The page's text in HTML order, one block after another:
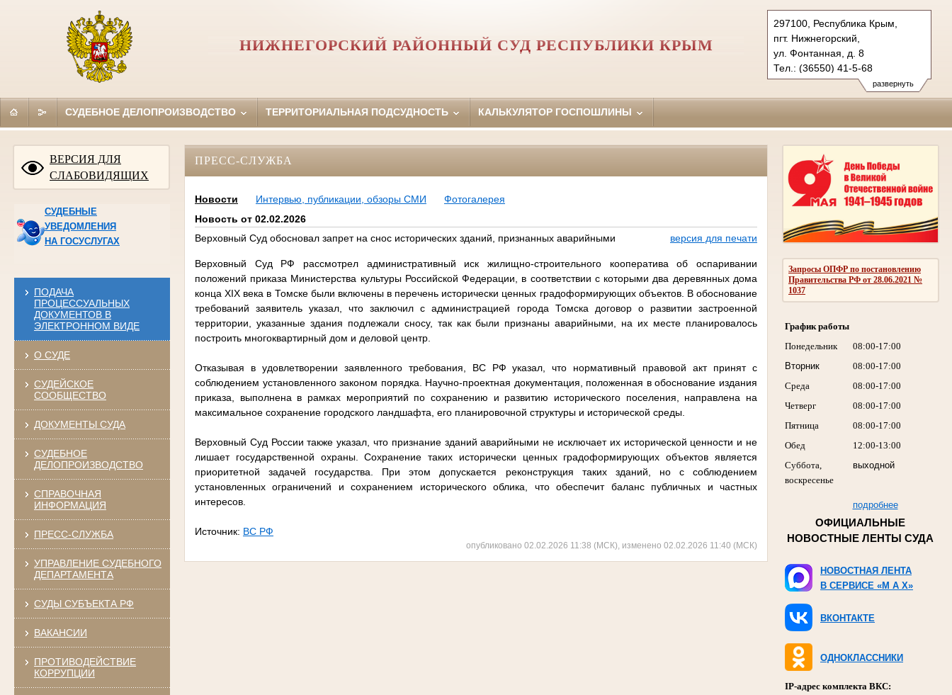
развернуть
297100, Республика Крым,
пгт. Нижнегорский,
ул. Фонтанная, д. 8
Тел.: (36550) 41-5-68
nizhnegorskiy.krm@sudrf.ru
НИЖНЕГОРСКИЙ РАЙОННЫЙ СУД РЕСПУБЛИКИ КРЫМ
СУДЕБНОЕ ДЕЛОПРОИЗВОДСТВО ТЕРРИТОРИАЛЬНАЯ ПОДСУДНОСТЬ КАЛЬКУЛЯТОР ГОСПОШЛИНЫ
ВЕРСИЯ ДЛЯ
СЛАБОВИДЯЩИХ
СУДЕБНЫЕ
УВЕДОМЛЕНИЯ
НА ГОСУСЛУГАХ
ПОДАЧА
ПРОЦЕССУАЛЬНЫХ
ДОКУМЕНТОВ В
ЭЛЕКТРОННОМ ВИДЕ
О СУДЕ
СУДЕЙСКОЕ
СООБЩЕСТВО
ДОКУМЕНТЫ СУДА
СУДЕБНОЕ
ДЕЛОПРОИЗВОДСТВО
СПРАВОЧНАЯ
ИНФОРМАЦИЯ
ПРЕСС-СЛУЖБА
УПРАВЛЕНИЕ СУДЕБНОГО
ДЕПАРТАМЕНТА
СУДЫ СУБЪЕКТА РФ
ВАКАНСИИ
ПРОТИВОДЕЙСТВИЕ
КОРРУПЦИИ
Запросы ОПФР по постановлению
Правительства РФ от 28.06.2021 №
1037
График работы
Понедельник
08:00-17:00
Вторник
08:00-17:00
Среда
08:00-17:00
Четверг
08:00-17:00
Пятница
08:00-17:00
Обед
12:00-13:00
Суббота,
воскресенье
выходной
подробнее
ОФИЦИАЛЬНЫЕ
НОВОСТНЫЕ ЛЕНТЫ СУДА
НОВОСТНАЯ ЛЕНТА
В СЕРВИСЕ «M A X»
ВКОНТАКТЕ
ОДНОКЛАССНИКИ
IP-адрес комплекта ВКС:
ПРЕСС-СЛУЖБА
Новости Интервью, публикации, обзоры СМИ
Фотогалерея
Новость от 02.02.2026
Верховный Суд обосновал запрет на снос исторических зданий, признанных аварийными
версия для печати
Верховный Суд РФ рассмотрел административный иск жилищно-строительного кооператива об оспаривании
положений приказа Министерства культуры Российской Федерации, в соответствии с которыми два деревянных дома
конца XIX века в Томске были включены в перечень исторически ценных градоформирующих объектов. В обоснование
требований заявитель указал, что заключил с администрацией города Томска договор о развитии застроенной
территории, указанные здания подлежали сносу, так как были признаны аварийными, на их месте планировалось
построить многоквартирный дом и деловой центр.
Отказывая в удовлетворении заявленного требования, ВС РФ указал, что нормативный правовой акт принят с
соблюдением установленного законом порядка. Научно-проектная документация, положенная в обоснование издания
приказа, выполнена в рамках мероприятий по сохранению и развитию исторического поселения, направлена на
максимальное сохранение городского ландшафта, его планировочной структуры и исторической среды.
Верховный Суд России также указал, что признание зданий аварийными не исключает их исторической ценности и не
лишает государственной охраны. Сохранение таких исторически ценных градоформирующих объектов является
приоритетной задачей государства. При этом допускается реконструкция таких зданий, но с соблюдением
установленных ограничений и сохранением исторического облика, что обеспечит баланс публичных и частных
интересов.
Источник: ВС РФ
опубликовано 02.02.2026 11:38 (МСК), изменено 02.02.2026 11:40 (МСК)